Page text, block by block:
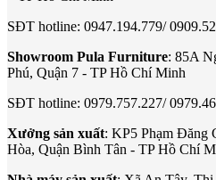
SĐT hotline: 0947.194.779/
Showroom Pula Furniture: 85A
Phú, Quận 7 - TP Hồ Chí Minh
SĐT hotline: 0979.757.227/
Xưởng sản xuất: KP5 Phạm Đăng
Hòa, Quận Bình Tân - TP Hồ Chí